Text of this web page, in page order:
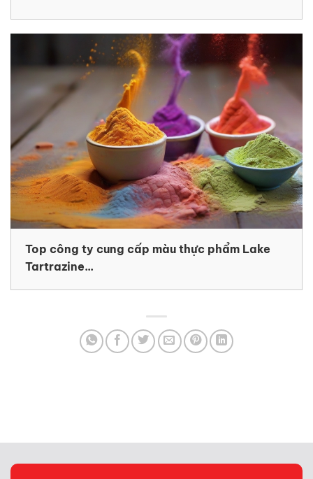
Top công ty cung cấp màu thực phẩm Lake
Tartrazine...